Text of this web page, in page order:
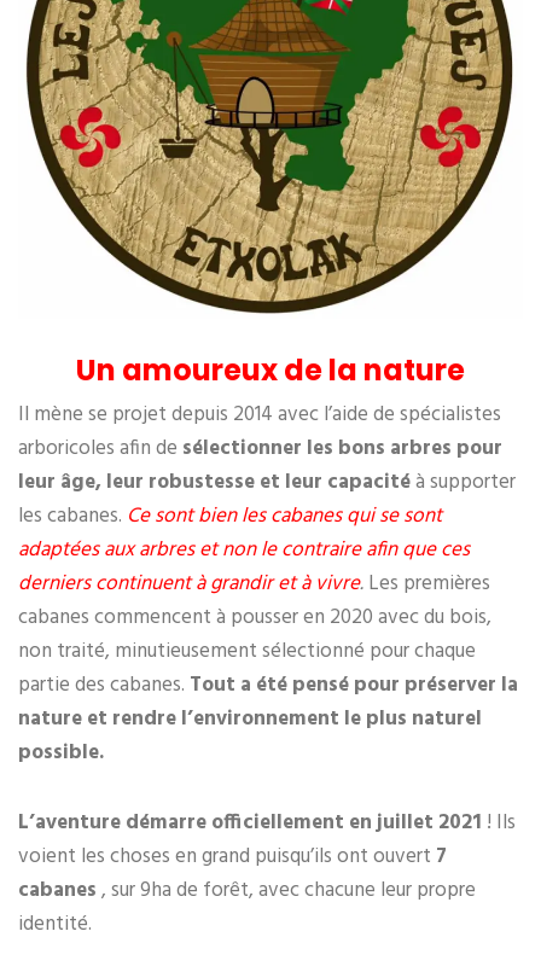
Un amoureux de la nature
Il mène se projet depuis 2014 avec l’aide de spécialistes
arboricoles afin de sélectionner les bons arbres pour
leur âge, leur robustesse et leur capacitéà supporter
les cabanes. Ce sont bien les cabanes qui se sont
adaptées aux arbres et non le contraire afin que ces
derniers continuent à grandir et à vivre.Les premières
cabanes commencent à pousser en 2020 avec du bois,
non traité, minutieusement sélectionné pour chaque
partie des cabanes. Tout a été pensé pour préserver la
nature et rendre l’environnement le plus naturel
possible.
L’aventure démarre officiellement en juillet 2021 ! Ils
voient les choses en grand puisqu’ils ont ouvert 7
cabanes, sur 9ha de forêt, avec chacune leur propre
identité.